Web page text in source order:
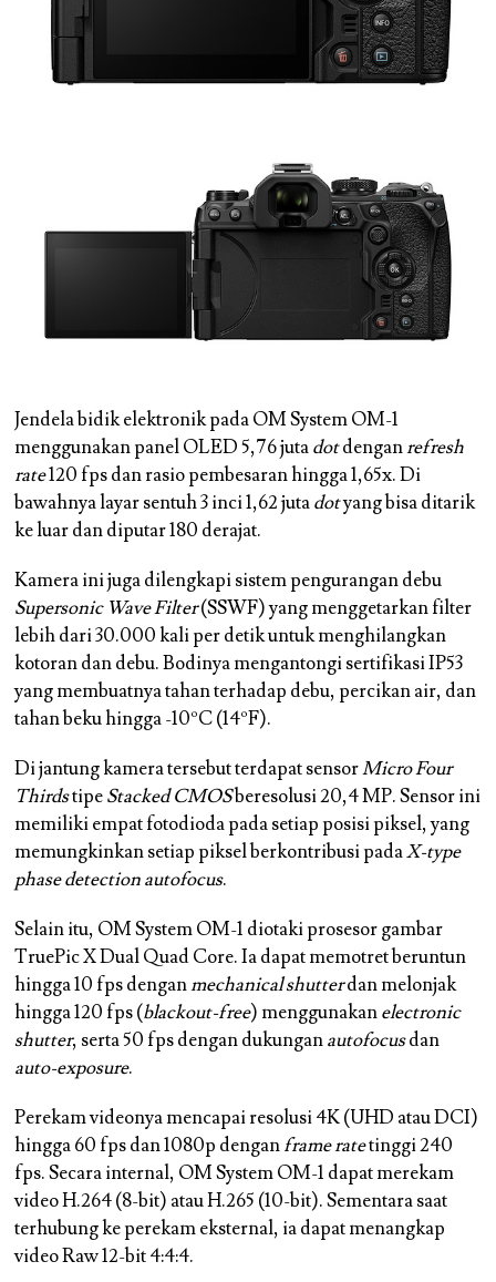
Jendela bidik elektronik pada OM System OM-1
menggunakan panel OLED 5,76 jutadotdenganrefresh
rate120 fps dan rasio pembesaran hingga 1,65x. Di
bawahnya layar sentuh 3 inci 1,62 jutadotyang bisa ditarik
ke luar dan diputar 180 derajat.
Kamera ini juga dilengkapi sistem pengurangan debu
Supersonic Wave Filter(SSWF) yang menggetarkan filter
lebih dari 30.000 kali per detik untuk menghilangkan
kotoran dan debu. Bodinya mengantongi sertifikasi IP53
yang membuatnya tahan terhadap debu, percikan air, dan
tahan beku hingga -10ºC (14ºF).
Di jantung kamera tersebut terdapat sensorMicro Four
ThirdstipeStacked CMOSberesolusi 20,4 MP. Sensor ini
memiliki empat fotodioda pada setiap posisi piksel, yang
memungkinkan setiap piksel berkontribusi padaX-type
phase detection autofocus.
Selain itu, OM System OM-1 diotaki prosesor gambar
TruePic X Dual Quad Core. Ia dapat memotret beruntun
hingga 10 fps denganmechanical shutterdan melonjak
hingga 120 fps (blackout-free) menggunakanelectronic
shutter, serta 50 fps dengan dukunganautofocusdan
auto-exposure.
Perekam videonya mencapai resolusi 4K (UHD atau DCI)
hingga 60 fps dan 1080p denganframe ratetinggi 240
fps. Secara internal, OM System OM-1 dapat merekam
video H.264 (8-bit) atau H.265 (10-bit). Sementara saat
terhubung ke perekam eksternal, ia dapat menangkap
video Raw 12-bit 4:4:4.